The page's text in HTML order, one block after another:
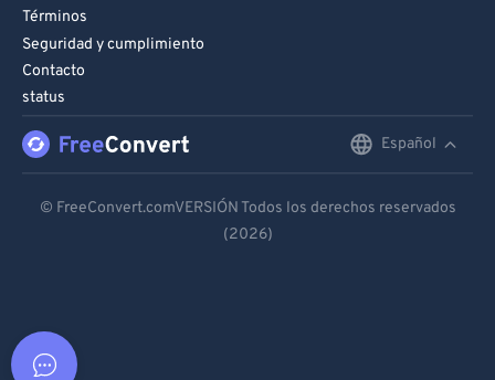
Términos
Seguridad y cumplimiento
Contacto
status
Español
Español
© FreeConvert.comVERSIÓN Todos los derechos reservados
(2026)